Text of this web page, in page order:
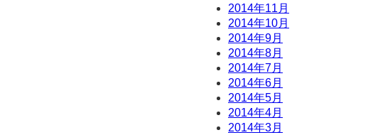
2014年11月
2014年10月
2014年9月
2014年8月
2014年7月
2014年6月
2014年5月
2014年4月
2014年3月